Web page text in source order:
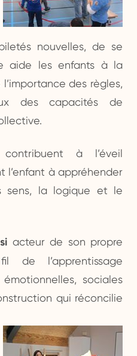
nouvelles, de se
aide les enfants à la
des règles,
des capacités de
à l’éveil
l’enfant à appréhender
sens, la logique et le
acteur de son propre
de l’apprentissage
émotionnelles, sociales
qui réconcilie